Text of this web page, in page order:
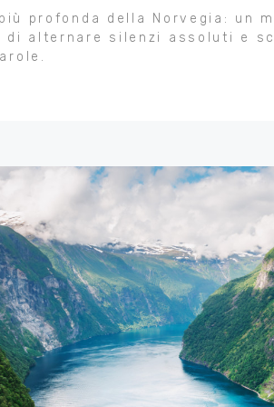
profonda della Norvegia: un
alternare silenzi assoluti e